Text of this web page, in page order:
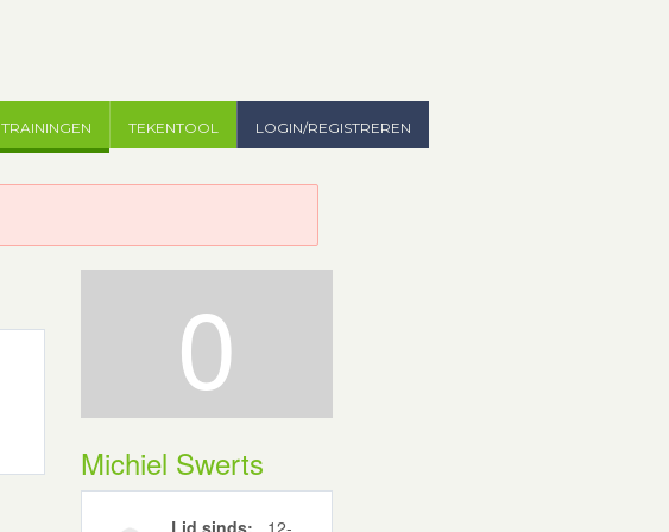
TRAININGEN TEKENTOOL LOGIN/REGISTREREN
0
Michiel Swerts
Lid sinds: 12-